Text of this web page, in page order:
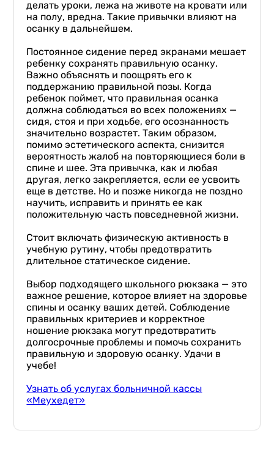
делать уроки, лежа на животе на кровати или
на полу, вредна. Такие привычки влияют на
осанку в дальнейшем.
Постоянное сидение перед экранами мешает
ребенку сохранять правильную осанку.
Важно объяснять и поощрять его к
поддержанию правильной позы. Когда
ребенок поймет, что правильная осанка
должна соблюдаться во всех положениях —
сидя, стоя и при ходьбе, его осознанность
значительно возрастет. Таким образом,
помимо эстетического аспекта, снизится
вероятность жалоб на повторяющиеся боли в
спине и шее. Эта привычка, как и любая
другая, легко закрепляется, если ее усвоить
еще в детстве. Но и позже никогда не поздно
научить, исправить и принять ее как
положительную часть повседневной жизни.
Стоит включать физическую активность в
учебную рутину, чтобы предотвратить
длительное статическое сидение.
Выбор подходящего школьного рюкзака — это
важное решение, которое влияет на здоровье
спины и осанку ваших детей. Соблюдение
правильных критериев и корректное
ношение рюкзака могут предотвратить
долгосрочные проблемы и помочь сохранить
правильную и здоровую осанку. Удачи в
учебе!
Узнать об услугах больничной кассы
«Меухедет»